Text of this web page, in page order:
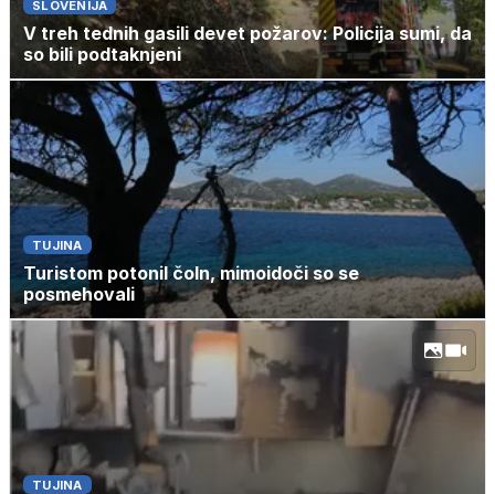
SLOVENIJA
V treh tednih gasili devet požarov: Policija sumi, da
so bili podtaknjeni
TUJINA
Turistom potonil čoln, mimoidoči so se
posmehovali
TUJINA